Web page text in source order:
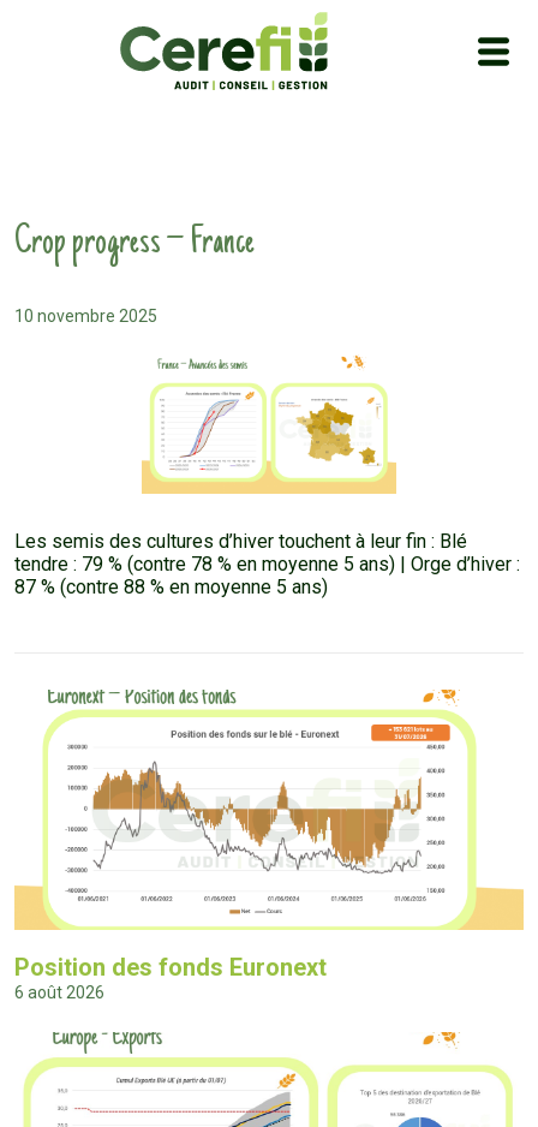
Crop progress – France
10 novembre 2025
Les semis des cultures d’hiver touchent à leur fin : Blé
tendre : 79 % (contre 78 % en moyenne 5 ans) | Orge d’hiver :
87 % (contre 88 % en moyenne 5 ans)
Position des fonds Euronext
6 août 2026